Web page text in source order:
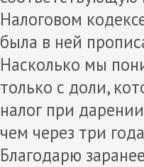
Налоговом
была в ней
Насколько мы
только с доли,
налог при
чем через три
Благодарю